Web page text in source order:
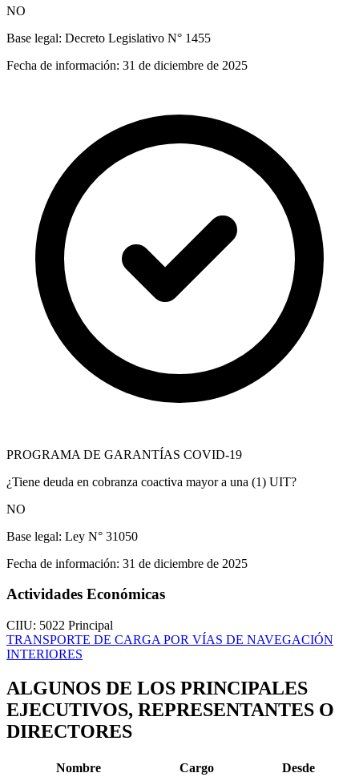
NO
Base legal: Decreto Legislativo N° 1455
Fecha de información: 31 de diciembre de 2025
PROGRAMA DE GARANTÍAS COVID-19
¿Tiene deuda en cobranza coactiva mayor a una (1) UIT?
NO
Base legal: Ley N° 31050
Fecha de información: 31 de diciembre de 2025
Actividades Económicas
CIIU: 5022 Principal
TRANSPORTE DE CARGA POR VÍAS DE NAVEGACIÓN
INTERIORES
ALGUNOS DE LOS PRINCIPALES
EJECUTIVOS, REPRESENTANTES O
DIRECTORES
Nombre Cargo
Desde